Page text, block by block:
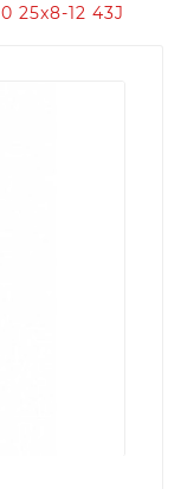
25x8-12 43J